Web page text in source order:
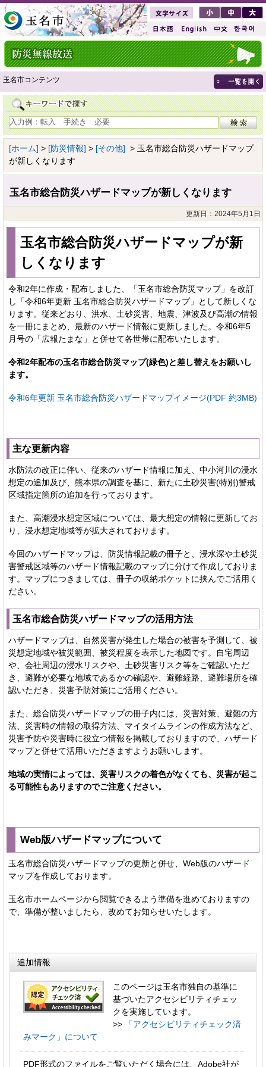
玉名市コンテンツ
[ホーム] > [防災情報] > [その他] > 玉名市総合防災ハザードマップ
が新しくなります
玉名市総合防災ハザードマップが新しくなります
更新日：2024年5月1日
玉名市総合防災ハザードマップが新
しくなります
令和2年に作成・配布しました、「玉名市総合防災マップ」を改訂
し「令和6年更新 玉名市総合防災ハザードマップ」として新しくな
ります。従来どおり、洪水、土砂災害、地震、津波及び高潮の情報
を一冊にまとめ、最新のハザード情報に更新しました。令和6年5
月号の「広報たまな」と併せて各世帯に配布いたします。
令和2年配布の玉名市総合防災マップ(緑色)と差し替えをお願いし
ます。
令和6年更新 玉名市総合防災ハザードマップイメージ(PDF 約3MB)
主な更新内容
水防法の改正に伴い、従来のハザード情報に加え、中小河川の浸水
想定の追加及び、熊本県の調査を基に、新たに土砂災害(特別)警戒
区域指定箇所の追加を行っております。
また、高潮浸水想定区域については、最大想定の情報に更新してお
り、浸水想定地域等が拡大されております。
今回のハザードマップは、防災情報記載の冊子と、浸水深や土砂災
害警戒区域等のハザード情報記載のマップに分けて作成しておりま
す。マップにつきましては、冊子の収納ポケットに挟んでご活用く
ださい。
玉名市総合防災ハザードマップの活用方法
ハザードマップは、自然災害が発生した場合の被害を予測して、被
災想定地域や被災範囲、被災程度を表示した地図です。自宅周辺
や、会社周辺の浸水リスクや、土砂災害リスク等をご確認いただ
き、避難が必要な地域であるかの確認や、避難経路、避難場所を確
認いただき、災害予防対策にご活用ください。
また、総合防災ハザードマップの冊子内には、災害対策、避難の方
法、災害時の情報の取得方法、マイタイムラインの作成方法など、
災害予防や災害時に役立つ情報を掲載しておりますので、ハザード
マップと併せて活用いただきますようお願いします。
地域の実情によっては、災害リスクの着色がなくても、災害が起こ
る可能性もありますのでご注意ください。
Web版ハザードマップについて
玉名市総合防災ハザードマップの更新と併せ、Web版のハザード
マップを作成しております。
玉名市ホームページから閲覧できるよう準備を進めておりますの
で、準備が整いましたら、改めてお知らせいたします。
追加情報
このページは玉名市独自の基準に
基づいたアクセシビリティチェッ
クを実施しています。
>>
「アクセシビリティチェック済
みマーク」について
PDF形式のファイルをご覧いただく場合には、Adobe社が